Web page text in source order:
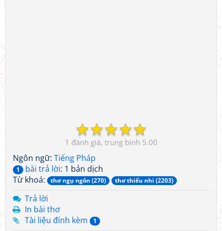
☆
☆
☆
☆
☆
1 5.00
Ngôn ngữ: Tiếng Pháp
1 bài trả lời: 1 bản dịch
Từ khoá:
thơ ngụ ngôn (270) thơ thiếu nhi (2203)
Trả lời
In bài thơ
Tài liệu đính kèm
1